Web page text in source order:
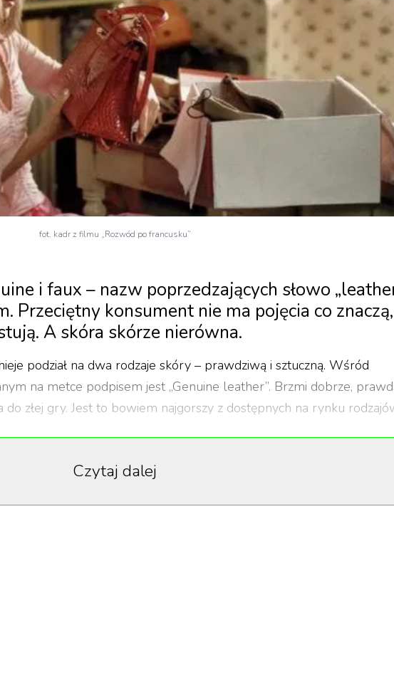
fot. kadr z filmu „Rozwód po francusku”
i faux – nazw poprzedzających słowo
Przeciętny konsument nie ma pojęcia co
A skóra skórze nierówna.
podział na dwa rodzaje skóry – prawdziwą i sztuczną. Wśród
na metce podpisem jest „Genuine leather”. Brzmi dobrze,
złej gry. Jest to bowiem najgorszy z dostępnych na rynku
się jakość?
dwóch zewnętrznych – skin i grain, środkowej, najcieńszej, łączącej
Czytaj dalej